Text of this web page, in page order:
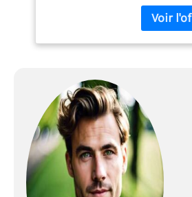
marche
comme 3e
utilisable
et venteux,
coupe-vent,
recyclé
Coupe